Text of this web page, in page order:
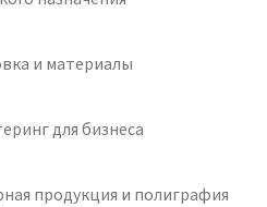
и материалы
для бизнеса
продукция и полиграфия